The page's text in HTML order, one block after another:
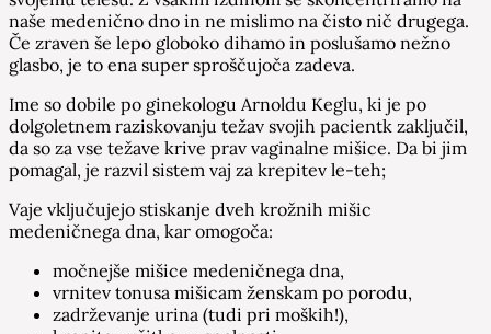
naše medenično dno in ne mislimo na čisto nič drugega.
Če zraven še lepo globoko dihamo in poslušamo nežno
glasbo, je to ena super sproščujoča zadeva.
Ime so dobile po ginekologu Arnoldu Keglu, ki je po
dolgoletnem raziskovanju težav svojih pacientk zaključil,
da so za vse težave krive prav vaginalne mišice. Da bi jim
pomagal, je razvil sistem vaj za krepitev le-teh;
Vaje vključujejo stiskanje dveh krožnih mišic
medeničnega dna, kar omogoča:
močnejše mišice medeničnega dna,
vrnitev tonusa mišicam ženskam po porodu,
zadrževanje urina (tudi pri moških!),